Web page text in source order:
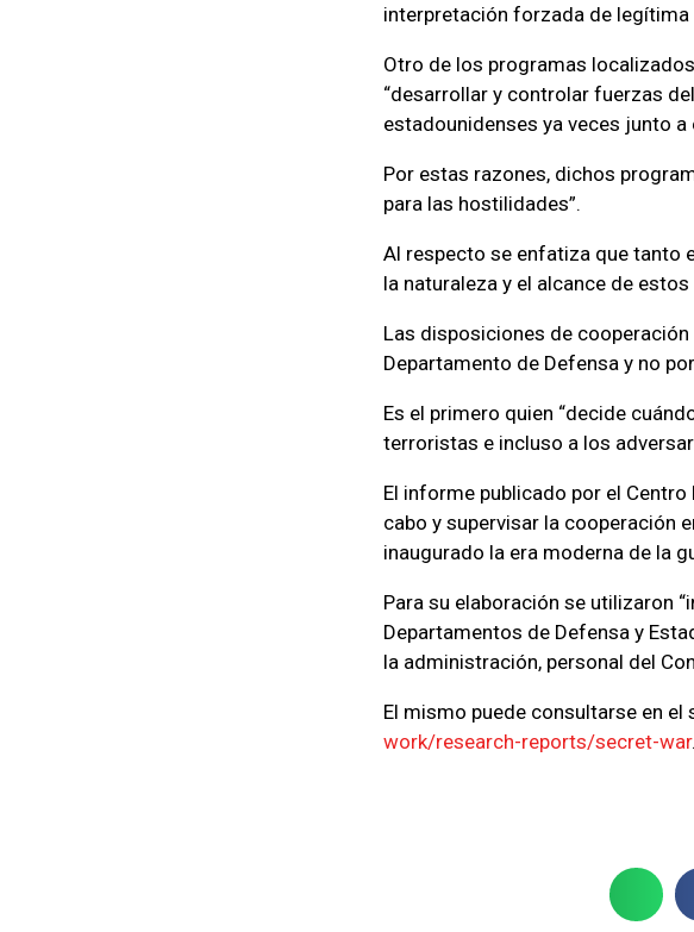
interpretación forzada de
Otro de los programas
“desarrollar y controlar fuerzas
estadounidenses ya veces junto a
Por estas razones, dichos
para las hostilidades”.
Al respecto se enfatiza que tanto
la naturaleza y el alcance de estos
Las disposiciones de
Departamento de Defensa y no
Es el primero quien “decide
terroristas e incluso a los
El informe publicado por el
cabo y supervisar la cooperación
inaugurado la era moderna de la
Para su elaboración se utilizaron
Departamentos de Defensa y
la administración, personal del
El mismo puede consultarse en el
work/research-reports/secret-war.